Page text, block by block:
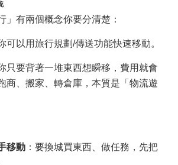
」有兩個概念你要分清楚：
可以用旅行規劃/傳送功能快速移動。
只要背著一堆東西想瞬移，費用就會
商、搬家、轉倉庫，本質是「物流遊
移動 ：要換城買東西、做任務，先把